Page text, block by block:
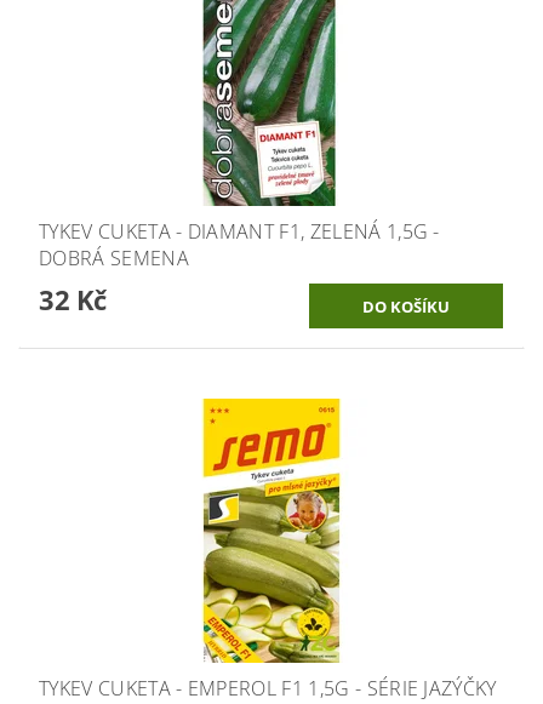
TYKEV CUKETA - DIAMANT F1, ZELENÁ 1,5G -
DOBRÁ SEMENA
32 Kč
TYKEV CUKETA - EMPEROL F1 1,5G - SÉRIE JAZÝČKY